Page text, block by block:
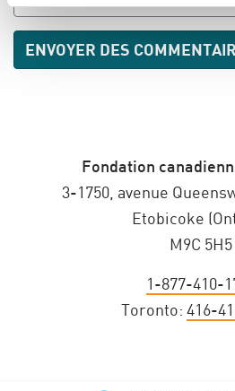
Fondation
3-1750, avenue
Etobicoke
M9C 5H5
1-877-410-
Toronto: 416-